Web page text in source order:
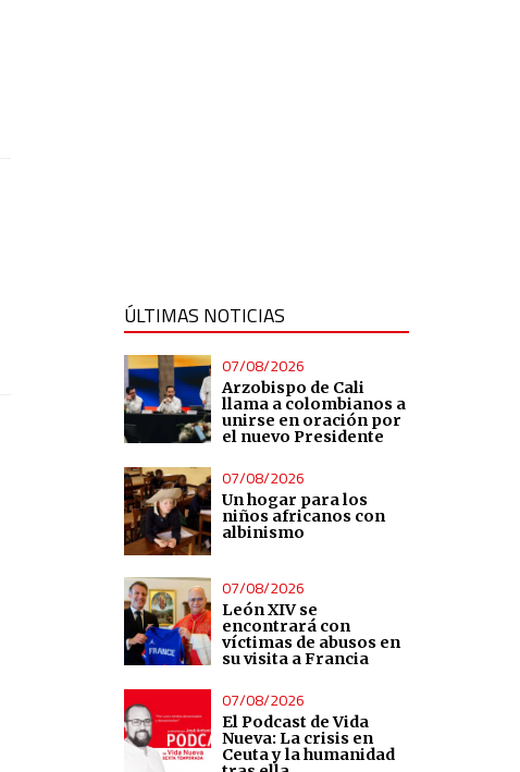
ÚLTIMAS NOTICIAS
07/08/2026
Arzobispo de Cali
llama a colombianos a
unirse en oración por
el nuevo Presidente
07/08/2026
Un hogar para los
niños africanos con
albinismo
07/08/2026
León XIV se
encontrará con
víctimas de abusos en
su visita a Francia
07/08/2026
El Podcast de Vida
Nueva: La crisis en
Ceuta y la humanidad